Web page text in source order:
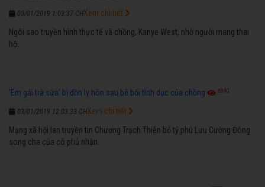
03/01/2019 1:03:37 CH
Ngôi sao truyền hình thực tế và chồng, Kanye West, nhờ người mang thai
hộ.
Xem chi tiết
'Em gái trà sữa' bị đồn ly hôn sau bê bối tình dục của chồng 6590
03/01/2019 12:03:33 CH
Mạng xã hội lan truyền tin Chương Trạch Thiên bỏ tỷ phú Lưu Cường Đông
song cha của cô phủ nhận.
Xem chi tiết